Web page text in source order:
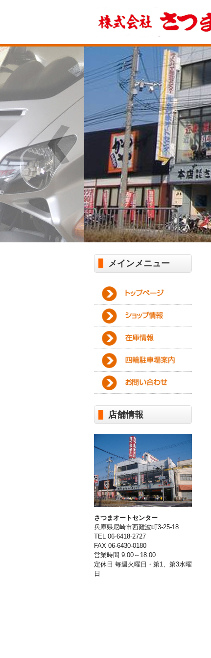
メインメニュー
店舗情報
さつまオートセンター
兵庫県尼崎市西難波町3-25-18
TEL 06-6418-2727
FAX 06-6430-0180
営業時間 9:00～18:00
定休日 毎週火曜日・第1、第3水曜
日